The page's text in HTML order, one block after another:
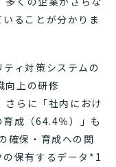
ることが分かりま
ィ対策システムの
向上の研修
さらに「社内におけ
成（64.4％）」も
確保・育成への関
保有するデータ*1